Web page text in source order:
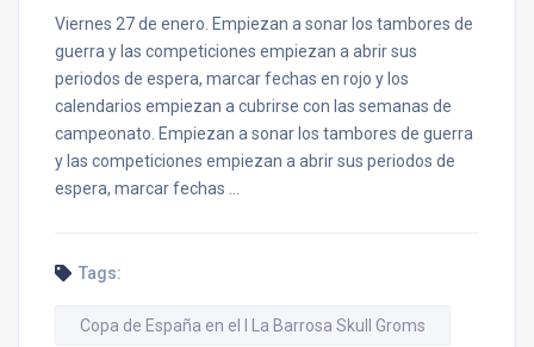
Viernes 27 de enero. Empiezan a sonar los tambores de
guerra y las competiciones empiezan a abrir sus
periodos de espera, marcar fechas en rojo y los
calendarios empiezan a cubrirse con las semanas de
campeonato. Empiezan a sonar los tambores de guerra
y las competiciones empiezan a abrir sus periodos de
espera, marcar fechas …
Tags:
Copa de España en el I La Barrosa Skull Groms